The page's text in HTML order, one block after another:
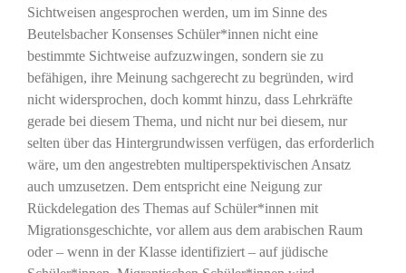
Sichtweisen angesprochen werden, um im Sinne des
Beutelsbacher Konsenses Schüler*innen nicht eine
bestimmte Sichtweise aufzuzwingen, sondern sie zu
befähigen, ihre Meinung sachgerecht zu begründen, wird
nicht widersprochen, doch kommt hinzu, dass Lehrkräfte
gerade bei diesem Thema, und nicht nur bei diesem, nur
selten über das Hintergrundwissen verfügen, das erforderlich
wäre, um den angestrebten multiperspektivischen Ansatz
auch umzusetzen. Dem entspricht eine Neigung zur
Rückdelegation des Themas auf Schüler*innen mit
Migrationsgeschichte, vor allem aus dem arabischen Raum
oder – wenn in der Klasse identifiziert – auf jüdische